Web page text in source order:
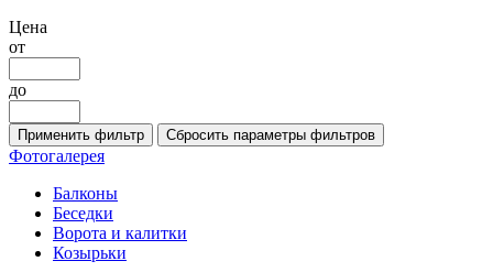
Цена
от
до
Фотогалерея
Балконы
Беседки
Ворота и калитки
Козырьки